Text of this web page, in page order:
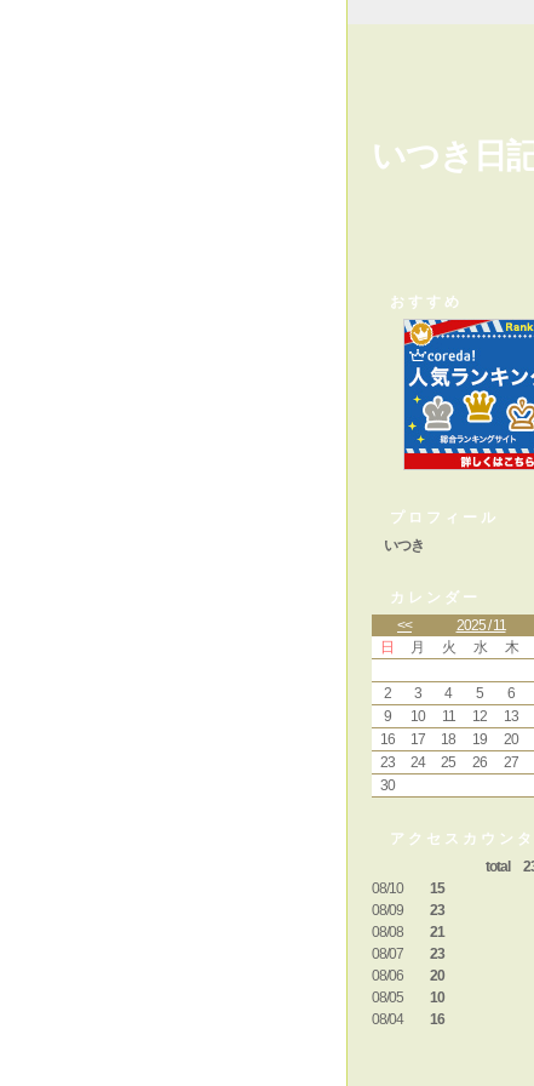
いつき日
おすすめ
プロフィール
いつき
カレンダー
<<
2025 / 11
日
月 火 水 木
2
3 4 5 6
9
10 11 12 13
16
17 18 19 20
23
24 25 26 27
30
アクセスカウンタ
total
08/10
15
08/09
23
08/08
21
08/07
23
08/06
20
08/05
10
08/04
16